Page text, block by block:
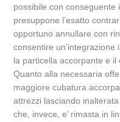
possibile con conseguente
presuppone l’esatto
opportuno annullare con
consentire
la particella accorpante e il
Quanto alla necessaria
maggiore cubatura
attrezzi lasciando
che, invece, e’ rimasta in